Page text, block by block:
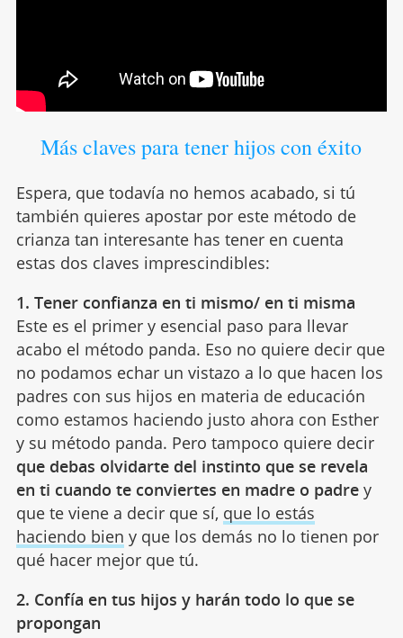
Más claves para tener hijos con éxito
Espera, que todavía no hemos acabado, si tú
también quieres apostar por este método de
crianza tan interesante has tener en cuenta
estas dos claves imprescindibles:
1. Tener confianza en ti mismo/ en ti misma
Este es el primer y esencial paso para llevar
acabo el método panda. Eso no quiere decir que
no podamos echar un vistazo a lo que hacen los
padres con sus hijos en materia de educación
como estamos haciendo justo ahora con Esther
y su método panda. Pero tampoco quiere decir
que debas olvidarte del instinto que se revela
en ti cuando te conviertes en madre o padrey
que te viene a decir que sí, que lo estás
haciendo bien y que los demás no lo tienen por
qué hacer mejor que tú.
2. Confía en tus hijos y harán todo lo que se
propongan